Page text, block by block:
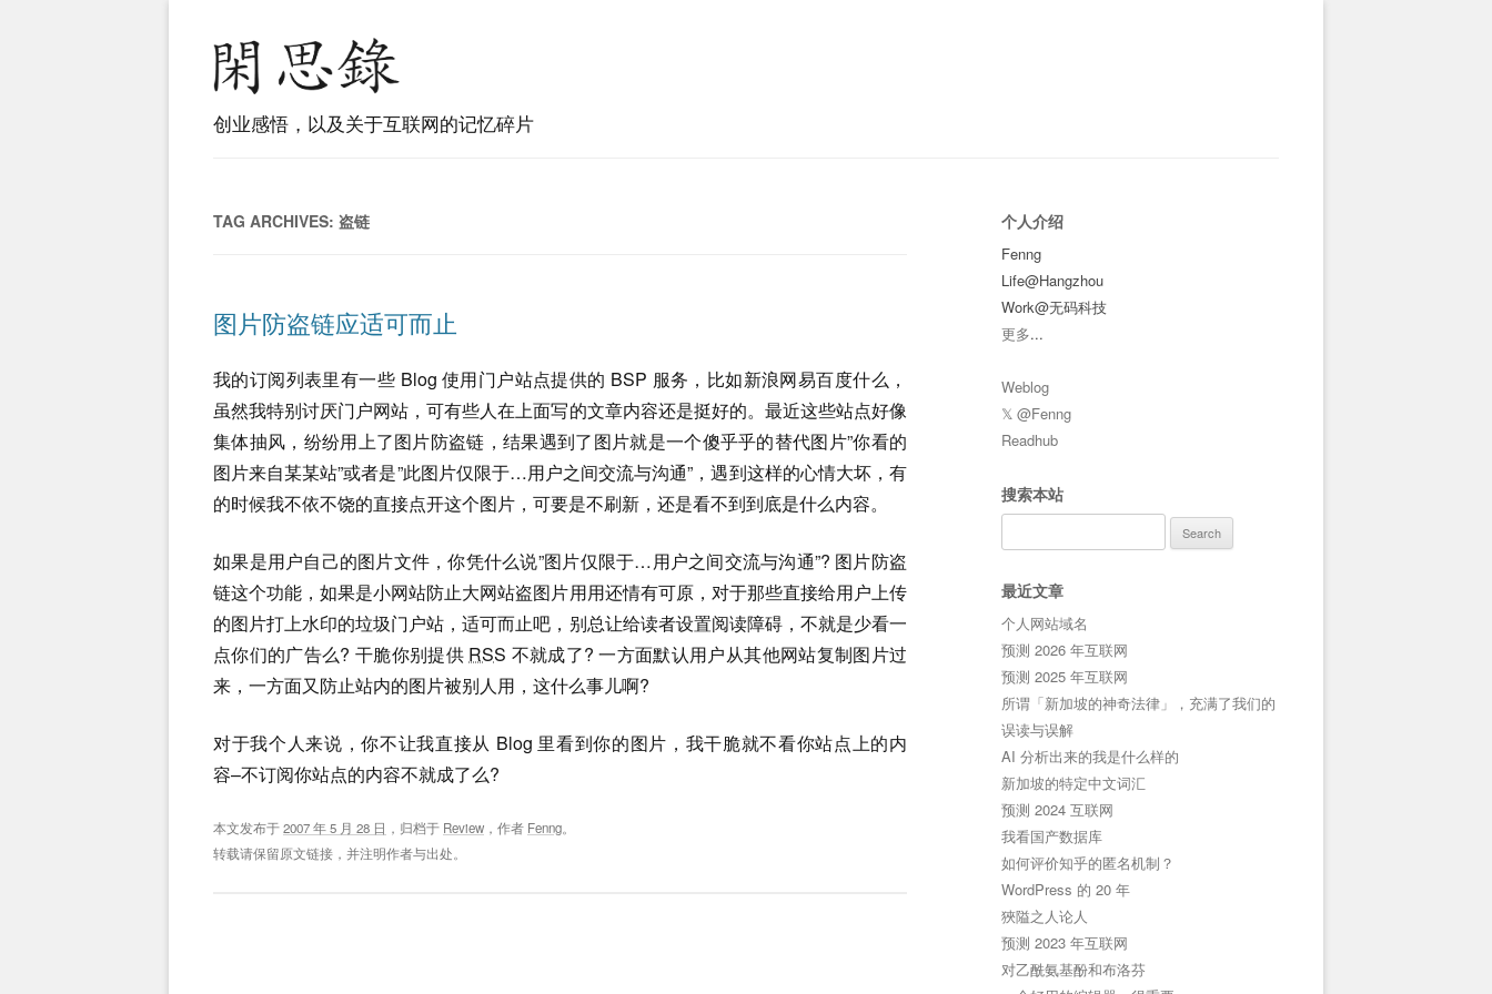
创业感悟，以及关于互联网的记忆碎片
TAG ARCHIVES: 盗链
图片防盗链应适可而止
我的订阅列表里有一些 Blog 使用门户站点提供的 BSP 服务，比如新浪网易百度什么，
虽然我特别讨厌门户网站，可有些人在上面写的文章内容还是挺好的。最近这些站点好像
集体抽风，纷纷用上了图片防盗链，结果遇到了图片就是一个傻乎乎的替代图片”你看的
图片来自某某站”或者是”此图片仅限于…用户之间交流与沟通”，遇到这样的心情大坏，有
的时候我不依不饶的直接点开这个图片，可要是不刷新，还是看不到到底是什么内容。
如果是用户自己的图片文件，你凭什么说”图片仅限于…用户之间交流与沟通”? 图片防盗
链这个功能，如果是小网站防止大网站盗图片用用还情有可原，对于那些直接给用户上传
的图片打上水印的垃圾门户站，适可而止吧，别总让给读者设置阅读障碍，不就是少看一
点你们的广告么? 干脆你别提供 RSS 不就成了? 一方面默认用户从其他网站复制图片过
来，一方面又防止站内的图片被别人用，这什么事儿啊?
对于我个人来说，你不让我直接从 Blog 里看到你的图片，我干脆就不看你站点上的内
容–不订阅你站点的内容不就成了么?
本文发布于2007 年 5 月 28 日 ，归档于 Review ，作者 Fenng。
转载请保留原文链接，并注明作者与出处。
个人介绍
Fenng
Life@Hangzhou
Work@无码科技
更多...
Weblog
𝕏 @Fenng
Readhub
搜索本站
for:
最近文章
个人网站域名
预测 2026 年互联网
预测 2025 年互联网
所谓「新加坡的神奇法律」，充满了我们的
误读与误解
AI 分析出来的我是什么样的
新加坡的特定中文词汇
预测 2024 互联网
我看国产数据库
如何评价知乎的匿名机制？
WordPress 的 20 年
狹隘之人论人
预测 2023 年互联网
对乙酰氨基酚和布洛芬